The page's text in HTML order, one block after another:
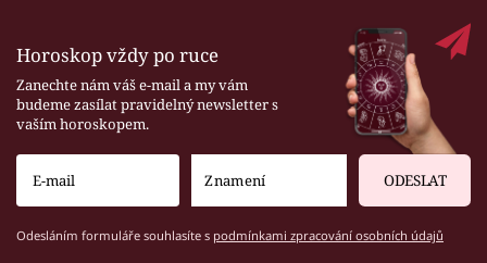
Horoskop vždy po ruce
Zanechte nám váš e-mail a my vám
budeme zasílat pravidelný newsletter s
vaším horoskopem.
ODESLAT
Odesláním formuláře souhlasíte s podmínkami zpracování osobních údajů